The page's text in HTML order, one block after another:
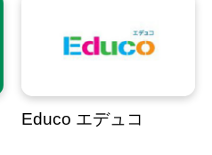
Educo エデュコ